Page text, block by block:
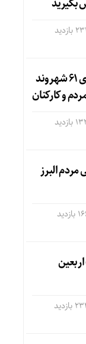
فعالیت یک کارمند به‌ازای ۶۱ شهروند
و کارکنان
مردم البرز